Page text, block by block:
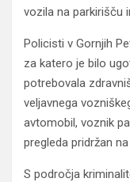
vozila na parkirišču
Policisti v Gornjih
za katero je bilo
potrebovala
veljavnega
avtomobil, voznik
pregleda pridržan
S področja